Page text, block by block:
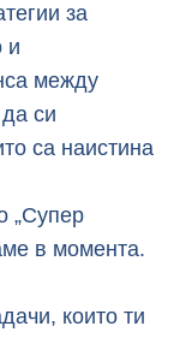
за
и
между
си
са наистина
„Супер
в момента.
които ти